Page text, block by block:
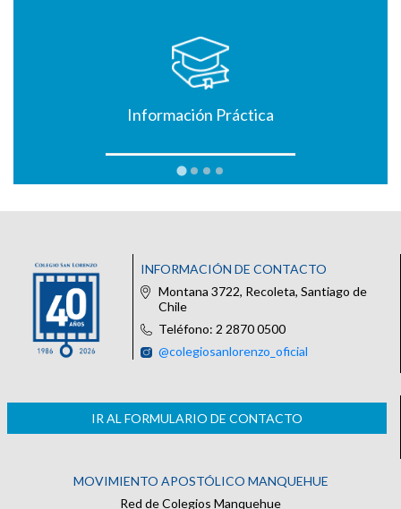
Información Práctica
INFORMACIÓN DE CONTACTO
Montana 3722, Recoleta, Santiago de
Chile
Teléfono: 2 2870 0500
@colegiosanlorenzo_oficial
IR AL FORMULARIO DE CONTACTO
MOVIMIENTO APOSTÓLICO MANQUEHUE
Red de Colegios Manquehue